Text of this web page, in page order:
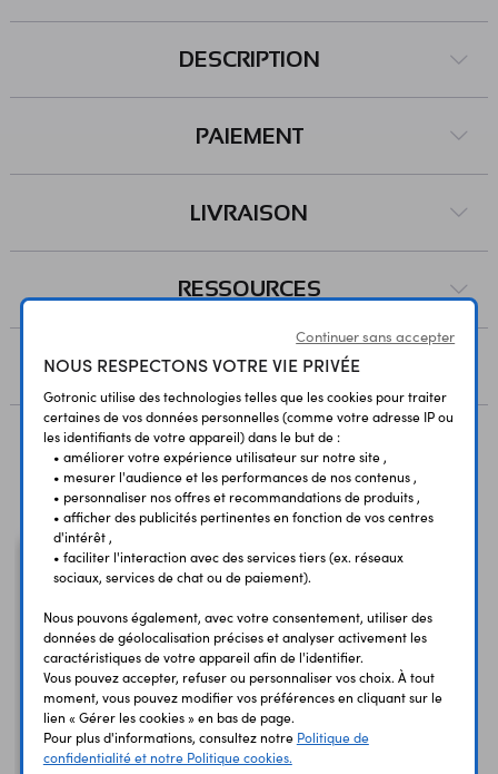
DESCRIPTION
PAIEMENT
LIVRAISON
RESSOURCES
AVIS
Vous avez déja consulté
Pince à serrage rapide
Continuer sans accepter
NOUS RESPECTONS VOTRE VIE PRIVÉE
Gotronic utilise des technologies telles que les cookies pour traiter
certaines de vos données personnelles (comme votre adresse IP ou
les identifiants de votre appareil) dans le but de :
• améliorer votre expérience utilisateur sur notre site ,
• mesurer l'audience et les performances de nos contenus ,
• personnaliser nos offres et recommandations de produits ,
• afficher des publicités pertinentes en fonction de vos centres
d'intérêt ,
• faciliter l'interaction avec des services tiers (ex. réseaux
sociaux, services de chat ou de paiement).
Nous pouvons également, avec votre consentement, utiliser des
données de géolocalisation précises et analyser activement les
caractéristiques de votre appareil afin de l'identifier.
Vous pouvez accepter, refuser ou personnaliser vos choix. À tout
moment, vous pouvez modifier vos préférences en cliquant sur le
lien « Gérer les cookies » en bas de page.
Pour plus d'informations, consultez notre Politique de
confidentialité et notre Politique cookies.